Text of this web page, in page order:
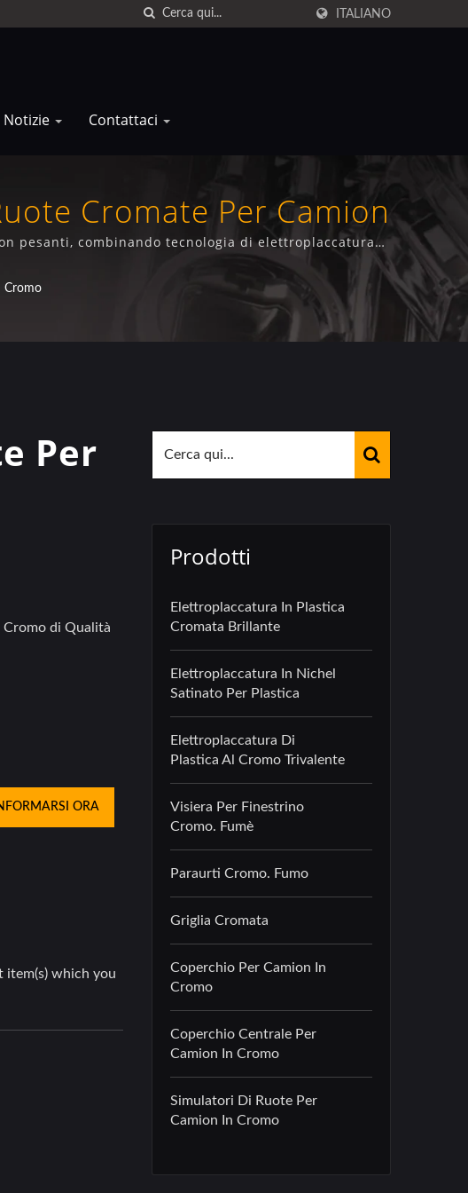
ITALIANO
Notizie Contattaci
Cromate Per Camion
pesanti, combinando tecnologia di elettroplaccatura
e funzionali superiori.
Cromo
Per
Cromo di Qualità
ORA
Prodotti
Elettroplaccatura In Plastica
Cromata Brillante
Elettroplaccatura In Nichel
Satinato Per Plastica
Elettroplaccatura Di
Plastica Al Cromo Trivalente
Visiera Per Finestrino
Cromo. Fumè
Paraurti Cromo. Fumo
Griglia Cromata
Coperchio Per Camion In
Cromo
Coperchio Centrale Per
Camion In Cromo
Simulatori Di Ruote Per
Camion In Cromo